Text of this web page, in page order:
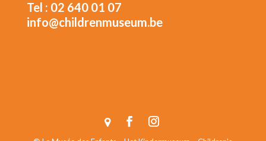
Tel : 02 640 01 07
info@childrenmuseum.be